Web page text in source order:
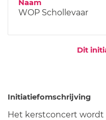
Naam
WOP Schollevaar
Dit
Initiatiefomschrijving
Het kerstconcert wordt